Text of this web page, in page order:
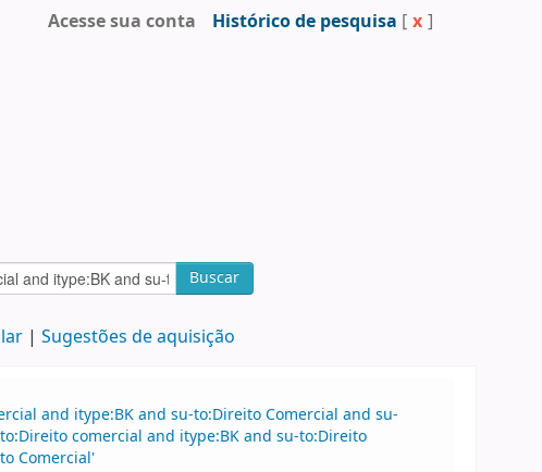
Acesse sua conta Histórico de pesquisa [ x ]
Buscar
Sugestões de aquisição
and itype:BK and su-to:Direito Comercial and su-
comercial and itype:BK and su-to:Direito
Comercial'